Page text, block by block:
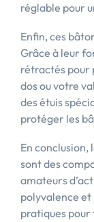
réglable pour
Enfin, ces
Grâce à leur
rétractés pour
dos ou votre
des étuis
protéger les
En
sont des
amateurs
polyvalence
pratiques pour